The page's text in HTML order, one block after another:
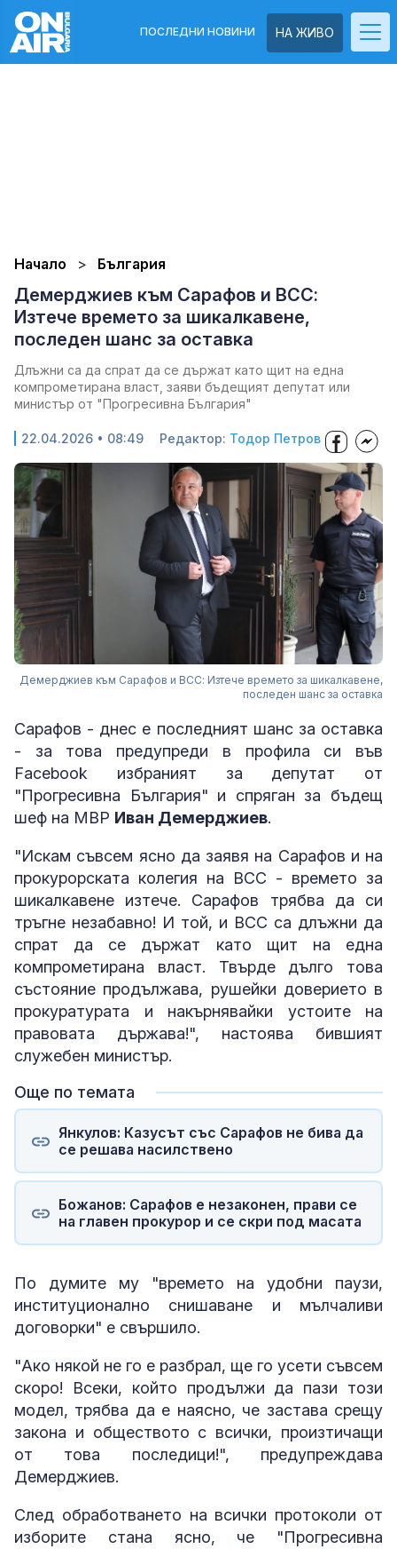
НА ЖИВО
ПОСЛЕДНИ НОВИНИ
Начало България
Демерджиев към Сарафов и ВСС:
Изтече времето за шикалкавене,
последен шанс за оставка
Длъжни са да спрат да се държат като щит на една
компрометирана власт, заяви бъдещият депутат или
министър от "Прогресивна България"
22.04.2026 • 08:49 Редактор: Тодор Петров
Демерджиев към Сарафов и ВСС: Изтече времето за шикалкавене,
последен шанс за оставка
Сарафов - днес е последният шанс за оставка
- за това предупреди в профила си във
Facebook избраният за депутат от
"Прогресивна България" и спряган за бъдещ
шеф на МВР Иван Демерджиев.
"Искам съвсем ясно да заявя на Сарафов и на
прокурорската колегия на ВСС - времето за
шикалкавене изтече. Сарафов трябва да си
тръгне незабавно! И той, и ВСС са длъжни да
спрат да се държат като щит на една
компрометирана власт. Твърде дълго това
състояние продължава, рушейки доверието в
прокуратурата и накърнявайки устоите на
правовата държава!", настоява бившият
служебен министър.
Още по темата
Янкулов: Казусът със Сарафов не бива да
се решава насилствено
Божанов: Сарафов е незаконен, прави се
на главен прокурор и се скри под масата
По думите му "времето на удобни паузи,
институционално снишаване и мълчаливи
договорки" е свършило.
"Ако някой не го е разбрал, ще го усети съвсем
скоро! Всеки, който продължи да пази този
модел, трябва да е наясно, че застава срещу
закона и обществото с всички, произтичащи
от това последици!", предупреждава
Демерджиев.
След обработването на всички протоколи от
изборите стана ясно, че "Прогресивна